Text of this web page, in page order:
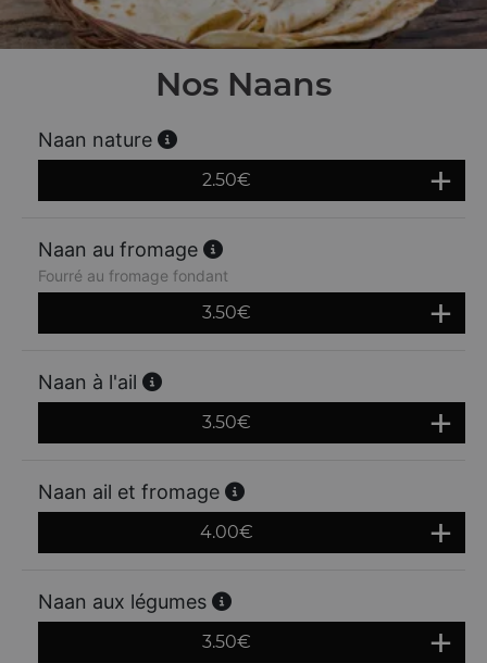
Nos Naans
Naan nature
2.50€
Naan au fromage
Fourré au fromage fondant
3.50€
Naan à l'ail
3.50€
Naan ail et fromage
4.00€
Naan aux légumes
3.50€